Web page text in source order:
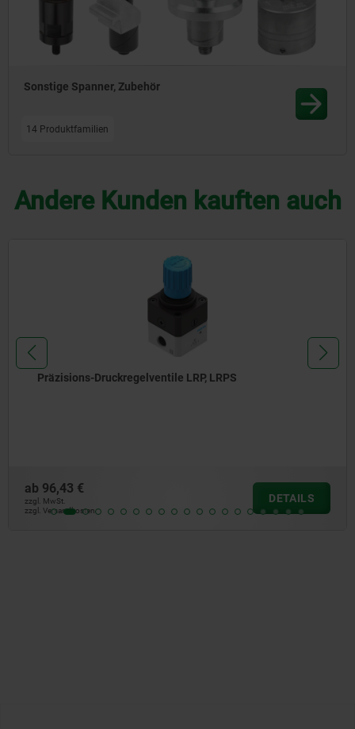
Sonstige Spanner, Zubehör
14 Produktfamilien
Andere Kunden kauften auch
ab 1,70 €
zzgl. MwSt.
zzgl. Versandkosten
DETAILS